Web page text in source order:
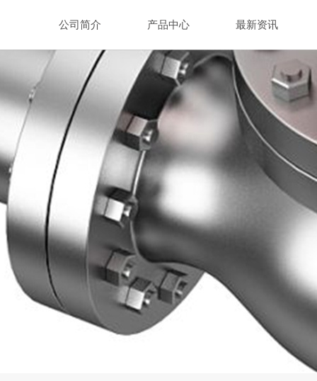
公司简介 产品中心 最新资讯